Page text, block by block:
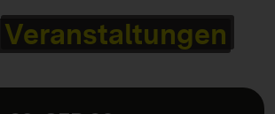
Veranstaltungen